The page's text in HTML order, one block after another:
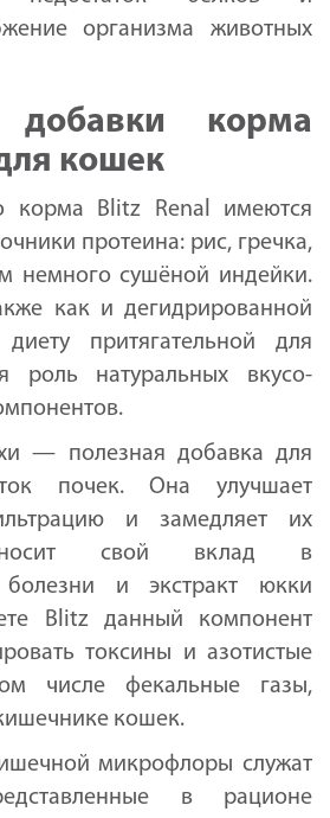
организма животных
добавки корма
кошек
корма Blitz Renal имеются
протеина: рис, гречка,
немного сушёной индейки.
как и дегидрированной
притягательной для
роль натуральных вкусо-
— полезная добавка для
почек. Она улучшает
и замедляет их
свой вклад в
болезни и экстракт юкки
Blitz данный компонент
токсины и азотистые
числе фекальные газы,
кошек.
микрофлоры служат
в рационе